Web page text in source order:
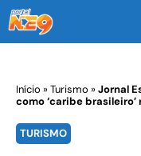
Início »Turismo »Jornal
como ‘caribe
TURISMO